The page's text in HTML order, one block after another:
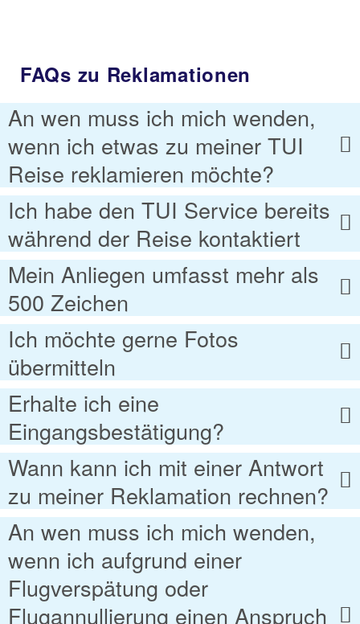
FAQs zu Reklamationen
An wen muss ich mich wenden,
wenn ich etwas zu meiner TUI
Reise reklamieren möchte?
Ich habe den TUI Service bereits
während der Reise kontaktiert
Mein Anliegen umfasst mehr als
500 Zeichen
Ich möchte gerne Fotos
übermitteln
Erhalte ich eine
Eingangsbestätigung?
Wann kann ich mit einer Antwort
zu meiner Reklamation rechnen?
An wen muss ich mich wenden,
wenn ich aufgrund einer
Flugverspätung oder
Flugannullierung einen Anspruch